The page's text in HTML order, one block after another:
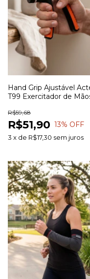
Hand Grip Ajustável
T99 Exercitador de
Fortalecimento Muscular
R$51,90
R$59,68
13% OFF
3 x de R$17,30 sem juros